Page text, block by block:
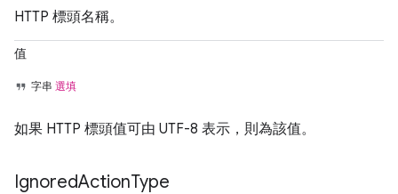
HTTP 標頭名稱。
值
字串 選填
如果 HTTP 標頭值可由 UTF-8 表示，則為該值。
IgnoredActionType